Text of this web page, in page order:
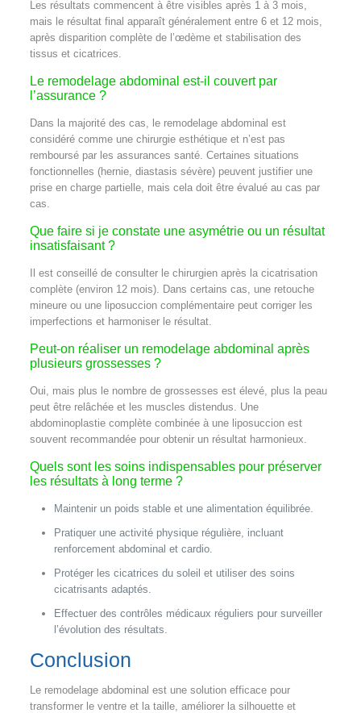
Les résultats commencent à être visibles après 1 à 3 mois,
mais le résultat final apparaît généralement entre 6 et 12 mois,
après disparition complète de l’œdème et stabilisation des
tissus et cicatrices.
Le remodelage abdominal est-il couvert par
l’assurance ?
Dans la majorité des cas, le remodelage abdominal est
considéré comme une chirurgie esthétique et n’est pas
remboursé par les assurances santé. Certaines situations
fonctionnelles (hernie, diastasis sévère) peuvent justifier une
prise en charge partielle, mais cela doit être évalué au cas par
cas.
Que faire si je constate une asymétrie ou un résultat
insatisfaisant ?
Il est conseillé de consulter le chirurgien après la cicatrisation
complète (environ 12 mois). Dans certains cas, une retouche
mineure ou une liposuccion complémentaire peut corriger les
imperfections et harmoniser le résultat.
Peut-on réaliser un remodelage abdominal après
plusieurs grossesses ?
Oui, mais plus le nombre de grossesses est élevé, plus la peau
peut être relâchée et les muscles distendus. Une
abdominoplastie complète combinée à une liposuccion est
souvent recommandée pour obtenir un résultat harmonieux.
Quels sont les soins indispensables pour préserver
les résultats à long terme ?
Maintenir un poids stable et une alimentation équilibrée.
Pratiquer une activité physique régulière, incluant
renforcement abdominal et cardio.
Protéger les cicatrices du soleil et utiliser des soins
cicatrisants adaptés.
Effectuer des contrôles médicaux réguliers pour surveiller
l’évolution des résultats.
Conclusion
Le remodelage abdominal est une solution efficace pour
transformer le ventre et la taille, améliorer la silhouette et